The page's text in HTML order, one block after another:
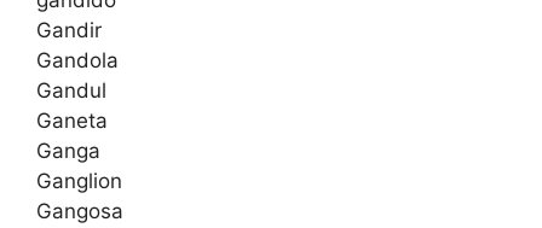
Gandir
Gandola
Gandul
Ganeta
Ganga
Ganglion
Gangosa